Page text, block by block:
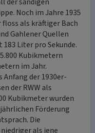
Noch im Jahre 1935
als kräftiger Bach
Gahlener Quellen
Liter pro Sekunde.
Kubikmetern
im Jahr.
Anfang der 1930er-
der RWW als
Kubikmeter wurden
Förderung
Die
als jene